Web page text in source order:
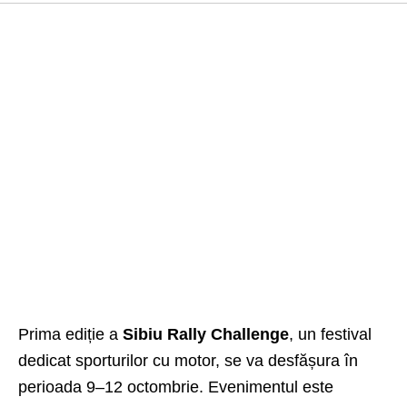
Prima ediție a Sibiu Rally Challenge, un festival
dedicat sporturilor cu motor, se va desfășura în
perioada 9–12 octombrie. Evenimentul este